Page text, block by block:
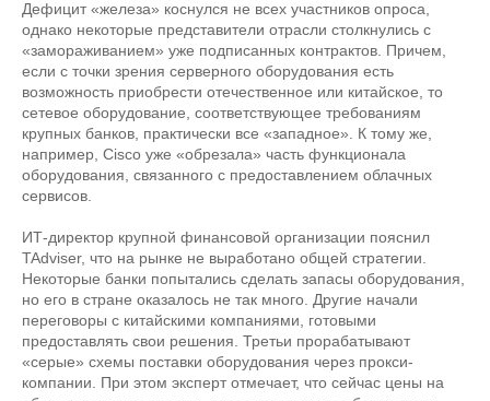
Дефицит «железа» коснулся не всех участников опроса,
однако некоторые представители отрасли столкнулись с
«замораживанием» уже подписанных контрактов. Причем,
если с точки зрения серверного оборудования есть
возможность приобрести отечественное или китайское, то
сетевое оборудование, соответствующее требованиям
крупных банков, практически все «западное». К тому же,
например, Cisco уже «обрезала» часть функционала
оборудования, связанного с предоставлением облачных
сервисов.
ИТ-директор крупной финансовой организации пояснил
TAdviser, что на рынке не выработано общей стратегии.
Некоторые банки попытались сделать запасы оборудования,
но его в стране оказалось не так много. Другие начали
переговоры с китайскими компаниями, готовыми
предоставлять свои решения. Третьи прорабатывают
«серые» схемы поставки оборудования через прокси-
компании. При этом эксперт отмечает, что сейчас цены на